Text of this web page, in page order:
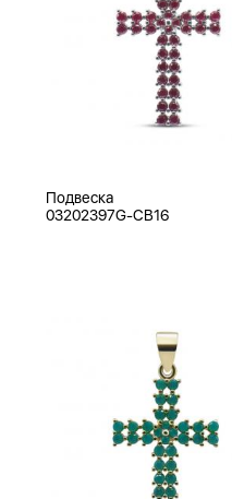
Подвеска
03202397G-CB16